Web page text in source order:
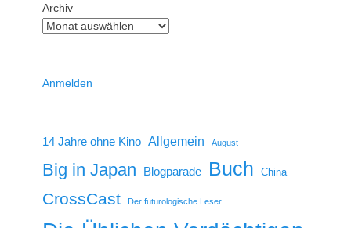
Archiv
Anmelden
14 Jahre ohne Kino Allgemein August
Big in Japan Blogparade Buch China
CrossCast Der futurologische Leser